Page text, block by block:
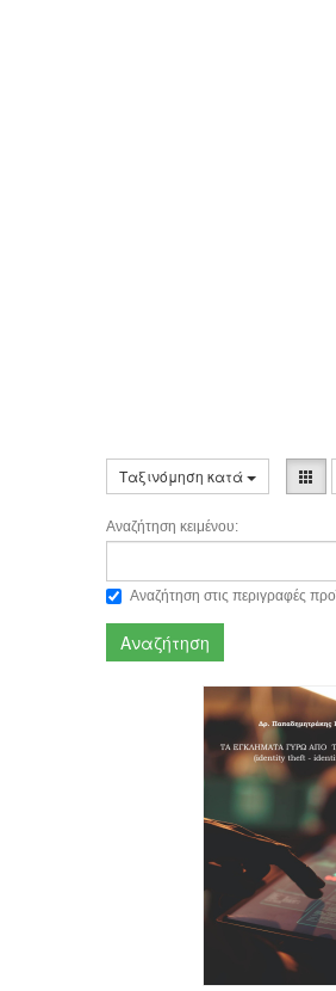
Ταξινόμηση κατά
Αναζήτηση κειμένου:
Αναζήτηση στις περιγραφές
Αναζήτηση